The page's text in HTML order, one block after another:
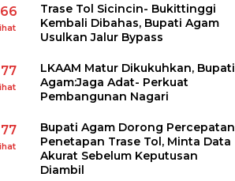
Trase Tol Sicincin- Bukittinggi
Kembali Dibahas, Bupati Agam
Usulkan Jalur Bypass
LKAAM Matur Dikukuhkan, Bupati
Agam:Jaga Adat- Perkuat
Pembangunan Nagari
Bupati Agam Dorong Percepatan
Penetapan Trase Tol, Minta Data
Akurat Sebelum Keputusan
Diambil